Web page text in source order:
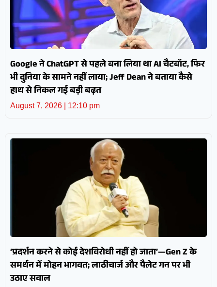
Google ने ChatGPT से पहले बना लिया था AI चैटबॉट, फिर
भी दुनिया के सामने नहीं लाया; Jeff Dean ने बताया कैसे
हाथ से निकल गई बड़ी बढ़त
August 7, 2026 12:10 pm
‘प्रदर्शन करने से कोई देशविरोधी नहीं हो जाता’—Gen Z के
समर्थन में मोहन भागवत; लाठीचार्ज और पैलेट गन पर भी
उठाए सवाल